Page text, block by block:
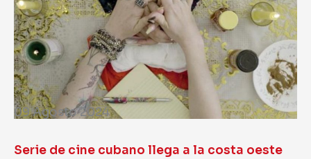
09 Agosto 2024
Serie de cine cubano llega a la costa oeste